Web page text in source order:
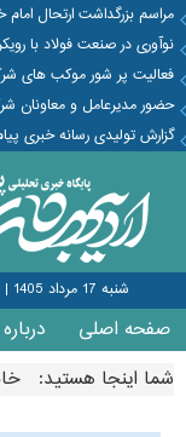
مراسم بزرگداشت ارتحال
نوآوری در صنعت فولاد با
فعالیت پر شور موکب های
حضور مدیرعامل و معاونان شرکت توسعه
گزارش تولیدی رسانه خبری
شنبه 17 مرداد 1405 |
صفحه اصلی
شما اینجا هستید: